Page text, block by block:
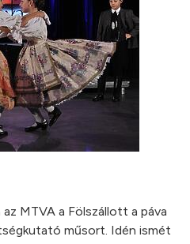
MTVA a Fölszállott a páva
műsort. Idén ismét